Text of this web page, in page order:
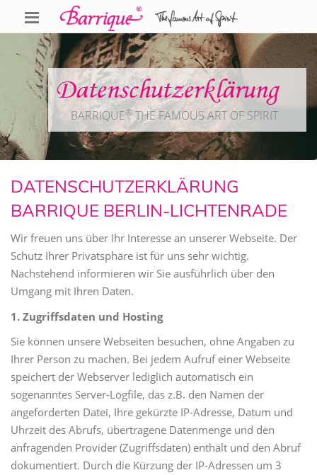
Datenschutz­erklärung
BARRIQUE®THE FAMOUS ART OF SPIRIT
DATENSCHUTZERKLÄRUNG
BARRIQUE BERLIN-LICHTENRADE
Wir freuen uns über Ihr Interesse an unserer Webseite. Der
Schutz Ihrer Privatsphäre ist für uns sehr wichtig.
Nachstehend informieren wir Sie ausführlich über den
Umgang mit Ihren Daten.
1. Zugriffsdaten und Hosting
Sie können unsere Webseiten besuchen, ohne Angaben zu
Ihrer Person zu machen. Bei jedem Aufruf einer Webseite
speichert der Webserver lediglich automatisch ein
sogenanntes Server-Logfile, das z.B. den Namen der
angeforderten Datei, Ihre gekürzte IP-Adresse, Datum und
Uhrzeit des Abrufs, übertragene Datenmenge und den
anfragenden Provider (Zugriffsdaten) enthält und den Abruf
dokumentiert. Durch die Kürzung der IP-Adressen um 3